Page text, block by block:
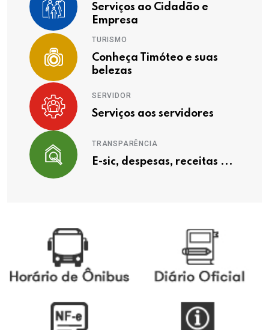
Serviços ao Cidadão e
Empresa
TURISMO
Conheça Timóteo e suas
belezas
SERVIDOR
Serviços aos servidores
TRANSPARÊNCIA
E-sic, despesas, receitas ...